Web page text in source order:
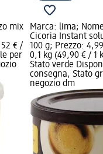
mix
€ /
per
Marca: lima;
Cicoria Instant
100 g; Prezzo:
0,1 kg (49,90 € / 1
Stato verde
consegna, Stato
negozio dm